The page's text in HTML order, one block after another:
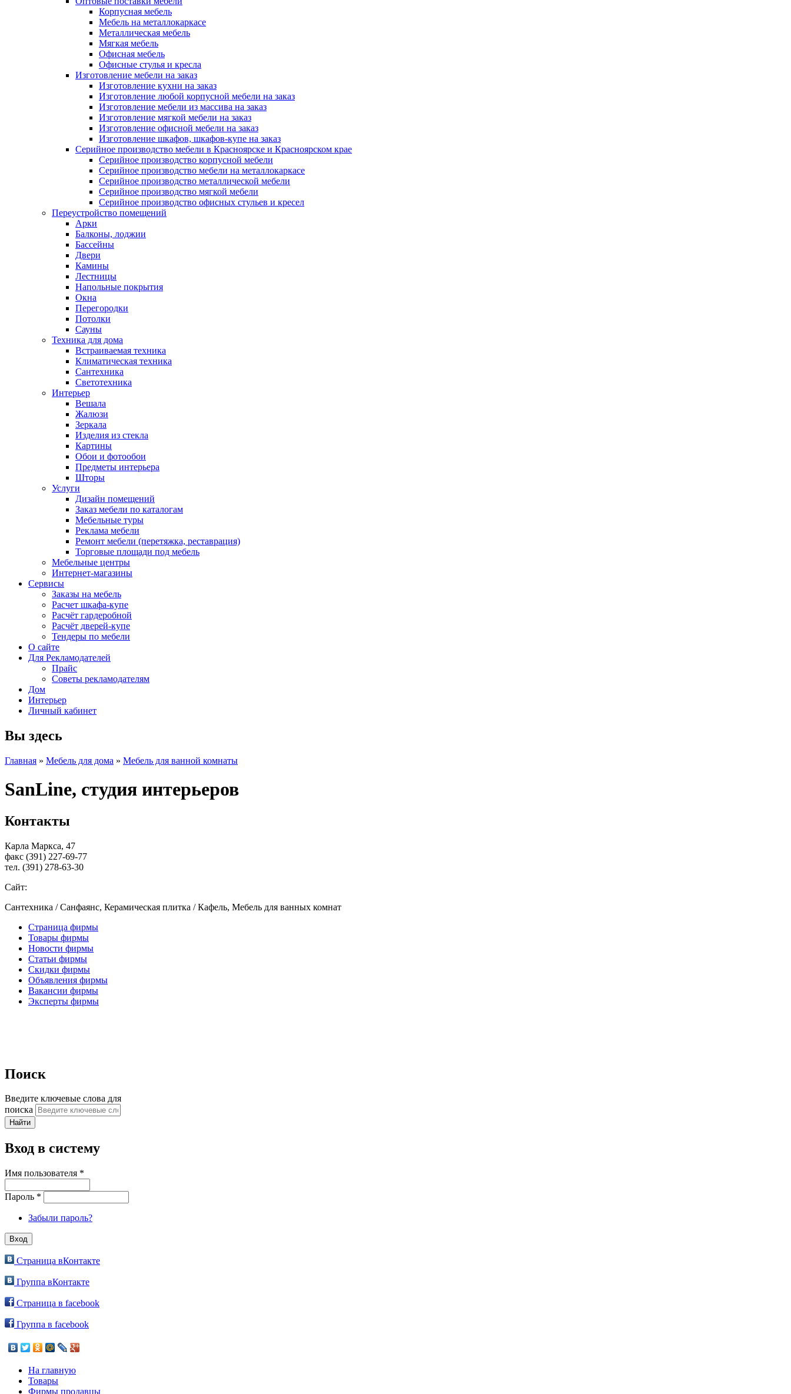
Корпусная мебель
Мебель на металлокаркасе
Металлическая мебель
Мягкая мебель
Офисная мебель
Офисные стулья и кресла
Изготовление мебели на заказ
Изготовление кухни на заказ
Изготовление любой корпусной мебели на заказ
Изготовление мебели из массива на заказ
Изготовление мягкой мебели на заказ
Изготовление офисной мебели на заказ
Изготовление шкафов, шкафов-купе на заказ
Серийное производство мебели в Красноярске и Красноярском крае
Серийное производство корпусной мебели
Серийное производство мебели на металлокаркасе
Серийное производство металлической мебели
Серийное производство мягкой мебели
Серийное производство офисных стульев и кресел
Переустройство помещений
Арки
Балконы, лоджии
Бассейны
Двери
Камины
Лестницы
Напольные покрытия
Окна
Перегородки
Потолки
Сауны
Техника для дома
Встраиваемая техника
Климатическая техника
Сантехника
Светотехника
Интерьер
Вешала
Жалюзи
Зеркала
Изделия из стекла
Картины
Обои и фотообои
Предметы интерьера
Шторы
Услуги
Дизайн помещений
Заказ мебели по каталогам
Мебельные туры
Реклама мебели
Ремонт мебели (перетяжка, реставрация)
Торговые площади под мебель
Мебельные центры
Интернет-магазины
Сервисы
Заказы на мебель
Расчет шкафа-купе
Расчёт гардеробной
Расчёт дверей-купе
Тендеры по мебели
О сайте
Для Рекламодателей
Прайс
Советы рекламодателям
Дом
Интерьер
Личный кабинет
Вы здесь
Главная » Мебель для дома » Мебель для ванной комнаты
SanLine, студия интерьеров
Контакты
Карла Маркса, 47
факс (391) 227-69-77
тел. (391) 278-63-30
Сайт:
Сантехника / Санфаянс, Керамическая плитка / Кафель, Мебель для ванных комнат
Страница фирмы
Товары фирмы
Новости фирмы
Статьи фирмы
Скидки фирмы
Объявления фирмы
Вакансии фирмы
Эксперты фирмы
Поиск
Введите ключевые слова для
поиска
Вход в систему
Имя пользователя *
Пароль *
Забыли пароль?
Страница вКонтакте
Группа вКонтакте
Страница в facebook
Группа в facebook
На главную
Товары
Фирмы продавцы